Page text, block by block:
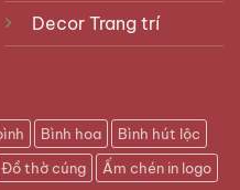
Decor Trang trí
Bình hoa
Bình hút lộc
Đồ thờ cúng Ấm chén in logo